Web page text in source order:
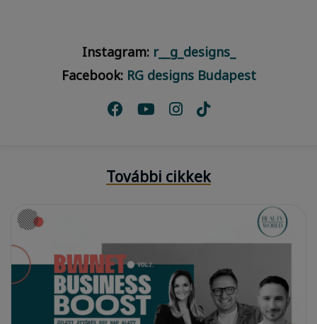
Instagram:r__g_designs_
Facebook: RG designs Budapest
További cikkek